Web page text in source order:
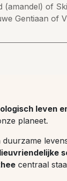
(amandel) of
Gentiaan of
leven
planeet.
centraal